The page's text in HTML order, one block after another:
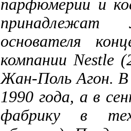
парфюмерии и
принадлежат
основателя
компании Nestle
Жан-Поль Агон. В
1990 года, а в
фабрику в